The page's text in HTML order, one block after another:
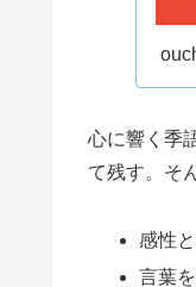
心に響く季
て残す。そ
感性
言葉